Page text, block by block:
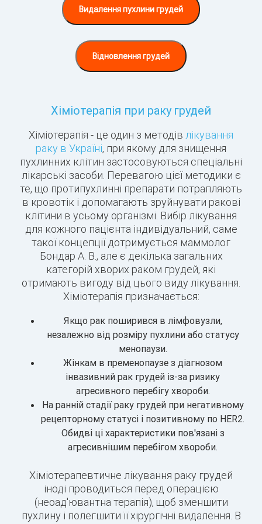
Видалення пухлини грудей
Відновлення грудей
Хіміотерапія при раку грудей
Хіміотерапія - це один з методів лікування
раку в Україні, при якому для знищення
пухлинних клітин застосовуються спеціальні
лікарські засоби. Перевагою цієї методики є
те, що протипухлинні препарати потрапляють
в кровотік і допомагають зруйнувати ракові
клітини в усьому організмі. Вибір лікування
для кожного пацієнта індивідуальний, саме
такої концепції дотримується маммолог
Бондар А. В., але є декілька загальних
категорій хворих раком грудей, які
отримають вигоду від цього виду лікування.
Хіміотерапія призначається:
Якщо рак поширився в лімфовузли,
незалежно від розміру пухлини або статусу
менопаузи.
Жінкам в пременопаузе з діагнозом
інвазивний рак грудей із-за ризику
агресивного перебігу хвороби.
На ранній стадії раку грудей при негативному
рецепторному статусі і позитивному по HER2.
Обидві ці характеристики пов'язані з
агресивнішим перебігом хвороби.
Хіміотерапевтичне лікування раку грудей
іноді проводиться перед операцією
(неоад'ювантна терапія), щоб зменшити
пухлину і полегшити її хірургічні видалення. В